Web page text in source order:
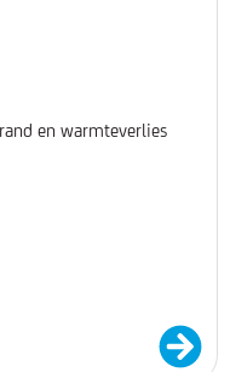
en warmteverlies